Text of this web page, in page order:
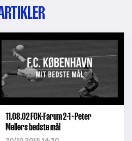
11.08.02 FCK-Farum 2-1 - Peter
Møllers bedste mål